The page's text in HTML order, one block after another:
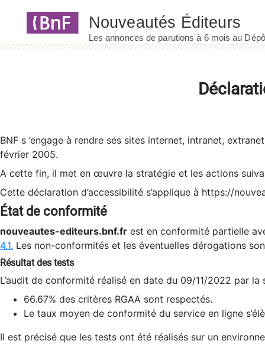
BNF s ’engage à rendre ses sites internet, intranet,
février 2005.
A cette fin, il met en œuvre la stratégie et les actions
Cette déclaration d’accessibilité s’applique à https://
État de conformité
nouveautes-editeurs.bnf.fr est en conformité partielle
4.1. Les non-conformités et les éventuelles dérogations
Résultat des tests
L’audit de conformité réalisé en date du 09/11/2022 par
66.67% des critères RGAA sont respectés.
Le taux moyen de conformité du service en ligne
Il est précisé que les tests ont été réalisés sur un